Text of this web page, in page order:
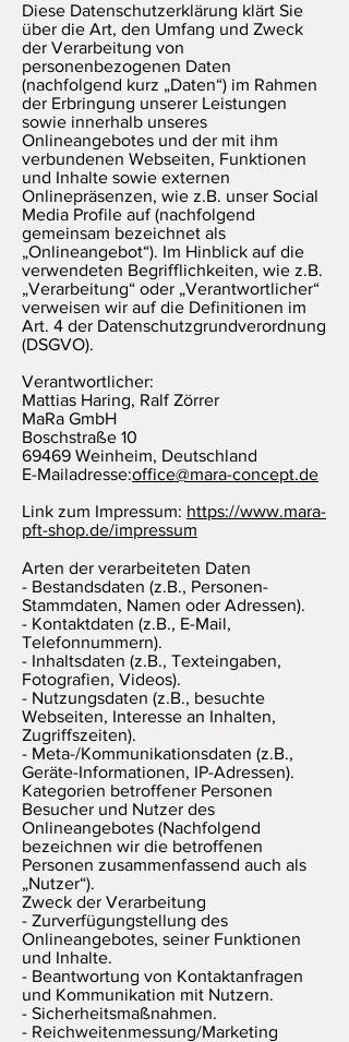
Diese Datenschutzerklärung klärt Sie
über die Art, den Umfang und Zweck
der Verarbeitung von
personenbezogenen Daten
(nachfolgend kurz „Daten“) im Rahmen
der Erbringung unserer Leistungen
sowie innerhalb unseres
Onlineangebotes und der mit ihm
verbundenen Webseiten, Funktionen
und Inhalte sowie externen
Onlinepräsenzen, wie z.B. unser Social
Media Profile auf (nachfolgend
gemeinsam bezeichnet als
„Onlineangebot“). Im Hinblick auf die
verwendeten Begrifflichkeiten, wie z.B.
„Verarbeitung“ oder „Verantwortlicher“
verweisen wir auf die Definitionen im
Art. 4 der Datenschutzgrundverordnung
(DSGVO).
Verantwortlicher:
Mattias Haring, Ralf Zörrer
MaRa GmbH
Boschstraße 10
69469 Weinheim, Deutschland
E-Mailadresse:office@mara-concept.de
Link zum Impressum: https://www.mara-
pft-shop.de/impressum
Arten der verarbeiteten Daten
- Bestandsdaten (z.B., Personen-
Stammdaten, Namen oder Adressen).
- Kontaktdaten (z.B., E-Mail,
Telefonnummern).
- Inhaltsdaten (z.B., Texteingaben,
Fotografien, Videos).
- Nutzungsdaten (z.B., besuchte
Webseiten, Interesse an Inhalten,
Zugriffszeiten).
- Meta-/Kommunikationsdaten (z.B.,
Geräte-Informationen, IP-Adressen).
Kategorien betroffener Personen
Besucher und Nutzer des
Onlineangebotes (Nachfolgend
bezeichnen wir die betroffenen
Personen zusammenfassend auch als
„Nutzer“).
Zweck der Verarbeitung
- Zurverfügungstellung des
Onlineangebotes, seiner Funktionen
und Inhalte.
- Beantwortung von Kontaktanfragen
und Kommunikation mit Nutzern.
- Sicherheitsmaßnahmen.
- Reichweitenmessung/Marketing